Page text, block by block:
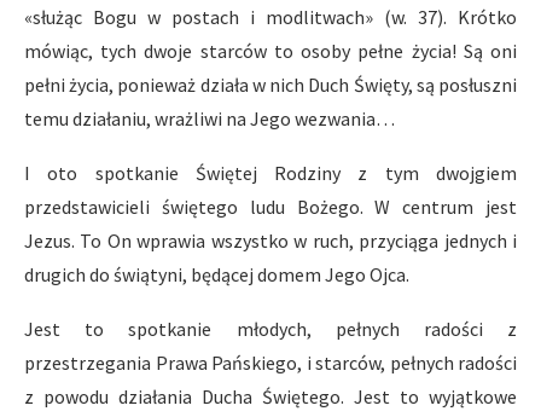
«służąc Bogu w postach i modlitwach» (w. 37). Krótko
mówiąc, tych dwoje starców to osoby pełne życia! Są oni
pełni życia, ponieważ działa w nich Duch Święty, są posłuszni
temu działaniu, wrażliwi na Jego wezwania…
I oto spotkanie Świętej Rodziny z tym dwojgiem
przedstawicieli świętego ludu Bożego. W centrum jest
Jezus. To On wprawia wszystko w ruch, przyciąga jednych i
drugich do świątyni, będącej domem Jego Ojca.
Jest to spotkanie młodych, pełnych radości z
przestrzegania Prawa Pańskiego, i starców, pełnych radości
z powodu działania Ducha Świętego. Jest to wyjątkowe